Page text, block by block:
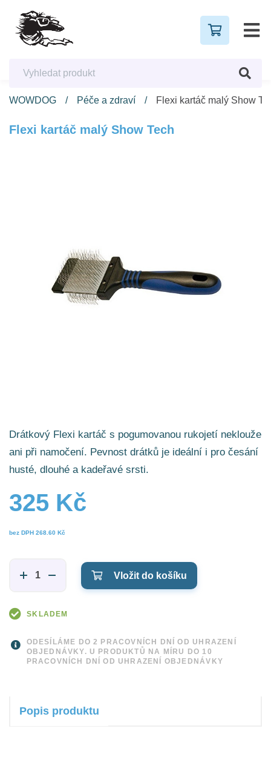
WOWDOG Péče a zdraví Flexi kartáč malý Show
Flexi kartáč malý Show Tech
Drátkový Flexi kartáč s pogumovanou rukojetí neklouže
ani při namočení. Pevnost drátků je ideální i pro česání
husté, dlouhé a kadeřavé srsti.
325 Kč
bez DPH 268.60 Kč
Vložit do košíku
SKLADEM
ODESÍLÁME DO 2 PRACOVNÍCH DNÍ OD UHRAZENÍ
OBJEDNÁVKY. U PRODUKTŮ NA MÍRU DO 10
PRACOVNÍCH DNÍ OD UHRAZENÍ OBJEDNÁVKY
Popis produktu